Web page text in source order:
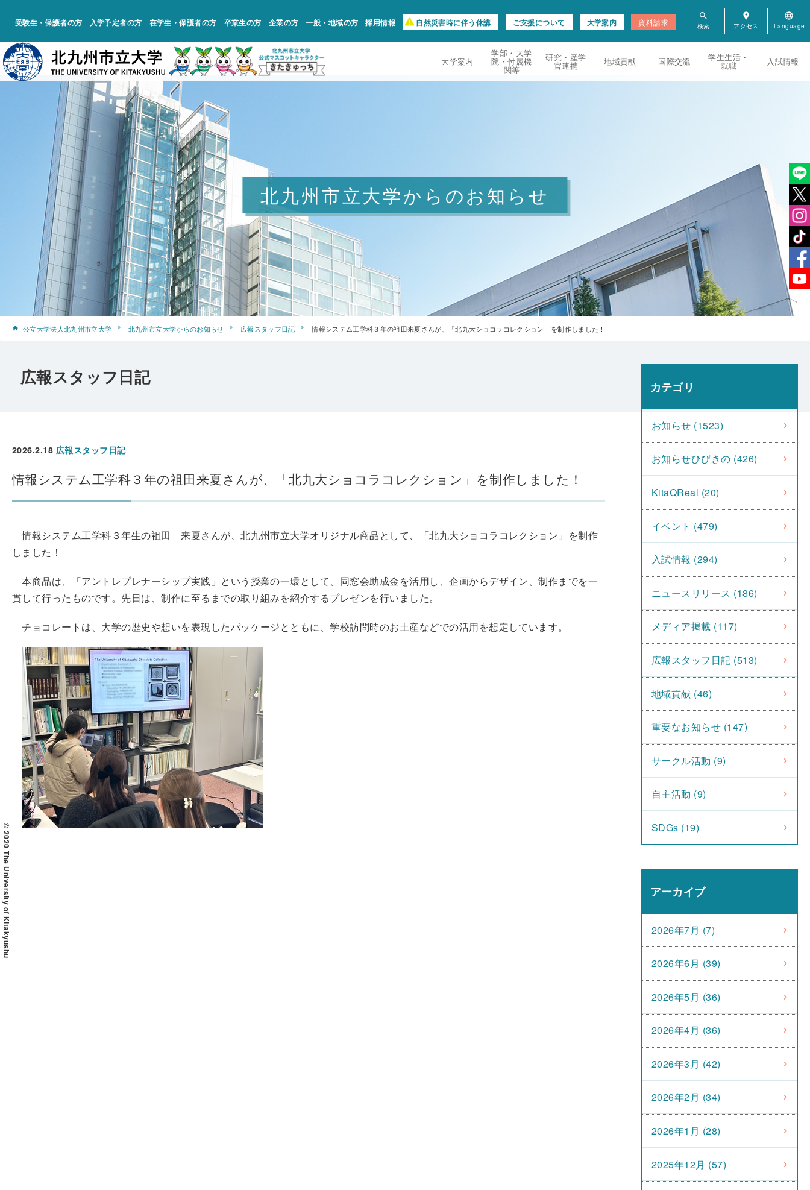
受験生・保護者の方 入学予定者の方 在学生・保護者の方 卒業生の方 企業の方 一般・地域の方 採用情報 自然災害時に伴う休講 ご支援について 大学案内 資料請求
search room language
大学案内
学部・大学
院・付属機
関等
研究・産学
官連携 地域貢献 国際交流 学生生活・
就職 入試情報
© 2020 The University of Kitakyushu
北九州市立大学からのお知らせ
公立大学法人北九州市立大学 北九州市立大学からのお知らせ 広報スタッフ日記 情報システム工学科３年の祖田来夏さんが、「北九大ショコラコレクション」を制作しました！
広報スタッフ日記
2026.2.18 広報スタッフ日記
情報システム工学科３年の祖田来夏さんが、「北九大ショコラコレクション」を制作しました！
情報システム工学科３年生の祖田 来夏さんが、北九州市立大学オリジナル商品として、「北九大ショコラコレクション」を制作
しました！
本商品は、「アントレプレナーシップ実践」という授業の一環として、同窓会助成金を活用し、企画からデザイン、制作までを一
貫して行ったものです。先日は、制作に至るまでの取り組みを紹介するプレゼンを行いました。
チョコレートは、大学の歴史や想いを表現したパッケージとともに、学校訪問時のお土産などでの活用を想定しています。
カテゴリ
お知らせ (1523)
お知らせひびきの (426)
KitaQReal (20)
イベント (479)
入試情報 (294)
ニュースリリース (186)
メディア掲載 (117)
広報スタッフ日記 (513)
地域貢献 (46)
重要なお知らせ (147)
サークル活動 (9)
自主活動 (9)
SDGs (19)
アーカイブ
2026年7月 (7)
2026年6月 (39)
2026年5月 (36)
2026年4月 (36)
2026年3月 (42)
2026年2月 (34)
2026年1月 (28)
2025年12月 (57)